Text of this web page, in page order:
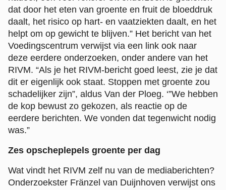
dat door het eten van groente en fruit de bloeddruk
daalt, het risico op hart- en vaatziekten daalt, en het
helpt om op gewicht te blijven.” Het bericht van het
Voedingscentrum verwijst via een link ook naar
deze eerdere onderzoeken, onder andere van het
RIVM. “Als je het RIVM-bericht goed leest, zie je dat
dit er eigenlijk ook staat. Stoppen met groente zou
schadelijker zijn”, aldus Van der Ploeg. ‘”We hebben
de kop bewust zo gekozen, als reactie op de
eerdere berichten. We vonden dat tegenwicht nodig
was.”
Zes opscheplepels groente per dag
Wat vindt het RIVM zelf nu van de mediaberichten?
Onderzoekster Fränzel van Duijnhoven verwijst ons